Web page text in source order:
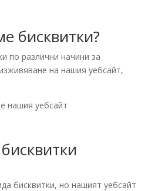
бисквитки?
по различни начини за
на нашия уебсайт,
нашия уебсайт
бисквитки, но нашият уебсайт